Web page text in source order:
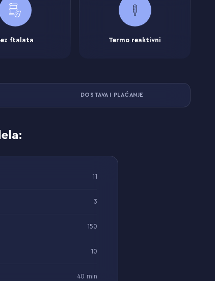
ftalata Termo reaktivni
DOSTAVA I PLAĆANJE
11
3
150
10
40 min